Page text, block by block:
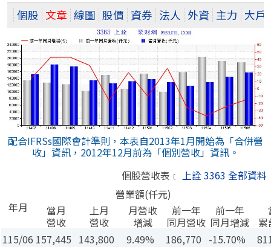
個股 文章 線圖 股價 資券 法人 外資 主力 大戶
配合IFRSs國際會計準則，本表自2013年1月開始為「合併營
收」資訊，2012年12月前為「個別營收」資訊。
個股營收表﹝
上詮 3363 全部資料
年月
營業額(仟元)
當月
營收
上月
營收
月營收
增減
前一年
同月營收
前一年
同月增減
累
115/06 157,445 143,800 9.49% 186,770 -15.70%